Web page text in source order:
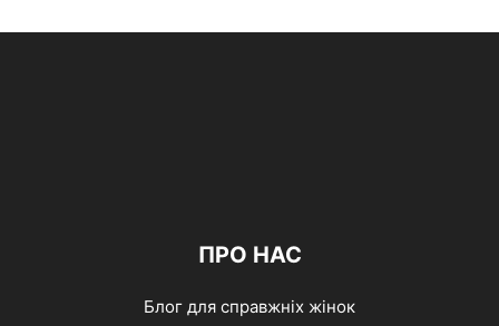
ПРО НАС
Блог для справжніх жінок